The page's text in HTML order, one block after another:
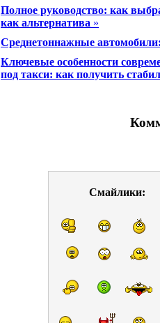
Полное руководство: как
как альтернатива »
Среднетоннажные
Ключевые особенности
под такси: как получить
Смайлики: